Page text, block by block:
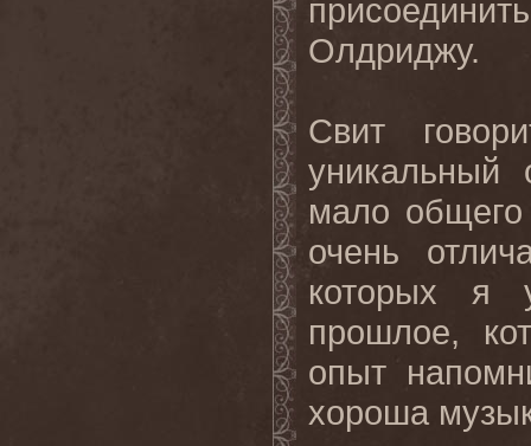
Олдриджу.
Свит
уникальный
мало
очень
которых я
прошлое,
опыт
хороша